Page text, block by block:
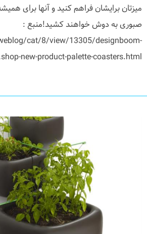
میزتان برایشان فراهم کنید و آنها برای
صبوری به دوش خواهند کشید!منبع :
cat/8/view/13305/designboom-
shop-new-product-palette-coasters.html...